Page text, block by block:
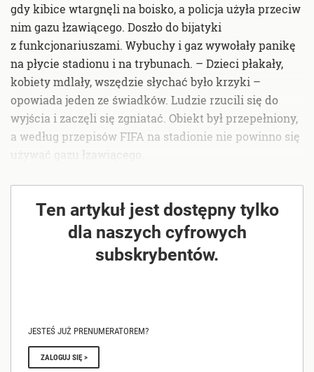
gdy kibice wtargnęli na boisko, a policja użyła przeciw
nim gazu łzawiącego. Doszło do bijatyki
z funkcjonariuszami. Wybuchy i gaz wywołały panikę
na płycie stadionu i na trybunach. – Dzieci płakały,
kobiety mdlały, wszędzie słychać było krzyki –
opowiada jeden ze świadków. Ludzie rzucili się do
wyjścia i zaczęli się zgniatać. Obiekt był przepełniony,
a według przepisów FIFA na stadionie nie powinno się
używać gazu łzawiącego.
Ten artykuł jest dostępny tylko
dla naszych cyfrowych
subskrybentów.
JESTEŚ JUŻ PRENUMERATOREM?
ZALOGUJ SIĘ >